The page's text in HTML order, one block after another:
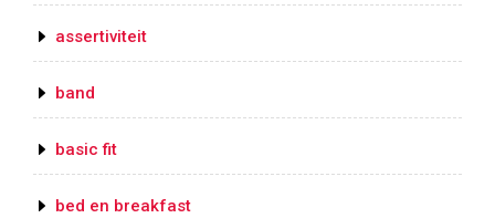
assertiviteit
band
basic fit
bed en breakfast